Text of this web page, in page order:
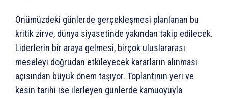
Önümüzdeki günlerde gerçekleşmesi planlanan bu
kritik zirve, dünya siyasetinde yakından takip edilecek.
Liderlerin bir araya gelmesi, birçok uluslararası
meseleyi doğrudan etkileyecek kararların alınması
açısından büyük önem taşıyor. Toplantının yeri ve
kesin tarihi ise ilerleyen günlerde kamuoyuyla